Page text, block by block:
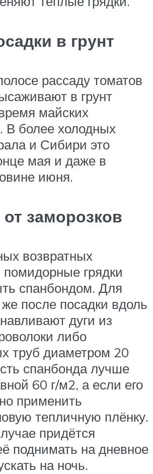
в грунт
рассаду томатов
в грунт
майских
В более холодных
и Сибири это
мая и даже в
июня.
заморозков
возвратных
помидорные грядки
спанбондом. Для
же после посадки вдоль
дуги из
либо
труб диаметром 20
спанбонда лучше
60 г/м2, а если его
применить
тепличную плёнку.
придётся
поднимать на дневное
на ночь.